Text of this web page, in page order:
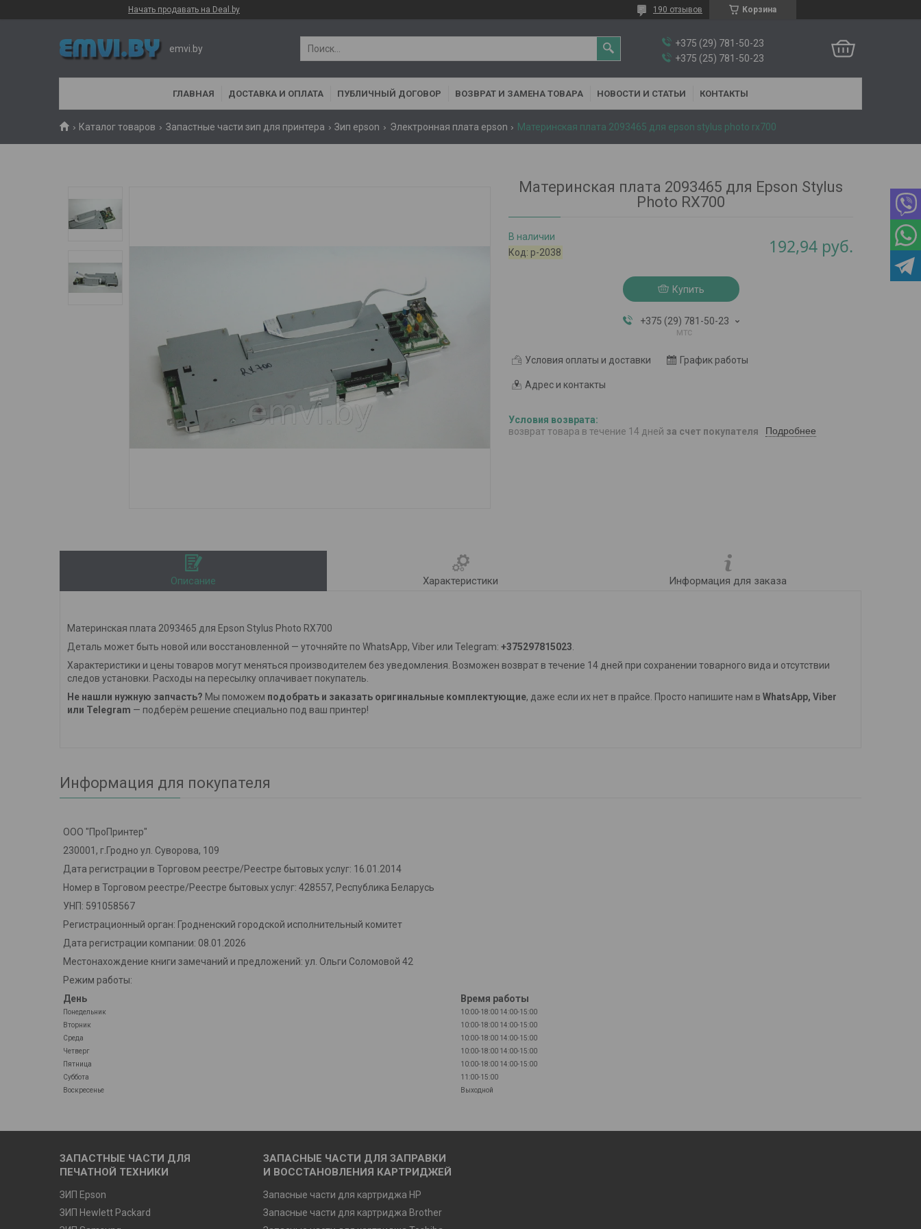
Начать продавать на Deal.by Корзина
190 отзывов
emvi.by
+375 (29) 781-50-23
+375 (25) 781-50-23
ГЛАВНАЯ ДОСТАВКА И ОПЛАТА ПУБЛИЧНЫЙ ДОГОВОР ВОЗВРАТ И ЗАМЕНА ТОВАРА НОВОСТИ И СТАТЬИ КОНТАКТЫ
Каталог товаров Запастные части зип для принтера Зип epson Электронная плата epson Материнская плата 2093465 для epson stylus photo rx700
Материнская плата 2093465 для Epson Stylus
Photo RX700
В наличии
Код: р-2038 192,94 руб.
Купить
+375 (29) 781-50-23
мтс
Условия оплаты и доставки График работы
Адрес и контакты
возврат товара в течение 14 дней за счет покупателя Подробнее
Описание Характеристики Информация для заказа
Материнская плата 2093465 для Epson Stylus Photo RX700
Деталь может быть новой или восстановленной — уточняйте по WhatsApp, Viber или Telegram: +375297815023.
Характеристики и цены товаров могут меняться производителем без уведомления. Возможен возврат в течение 14 дней при сохранении товарного вида и отсутствии
следов установки. Расходы на пересылку оплачивает покупатель.
Не нашли нужную запчасть? Мы поможем подобрать и заказать оригинальные комплектующие, даже если их нет в прайсе. Просто напишите нам в WhatsApp, Viber
или Telegram — подберём решение специально под ваш принтер!
Информация для покупателя
ООО "ПроПринтер"
230001, г.Гродно ул. Суворова, 109
Дата регистрации в Торговом реестре/Реестре бытовых услуг: 16.01.2014
Номер в Торговом реестре/Реестре бытовых услуг: 428557, Республика Беларусь
УНП: 591058567
Регистрационный орган: Гродненский городской исполнительный комитет
Дата регистрации компании: 08.01.2026
Местонахождение книги замечаний и предложений: ул. Ольги Соломовой 42
Режим работы:
День
Время работы
Понедельник 10:00-18:00 14:00-15:00
Вторник
10:00-18:00 14:00-15:00
Среда
10:00-18:00 14:00-15:00
Четверг
10:00-18:00 14:00-15:00
Пятница
10:00-18:00 14:00-15:00
Суббота
11:00-15:00
Воскресенье
Выходной
ЗАПАСТНЫЕ ЧАСТИ ДЛЯ
ПЕЧАТНОЙ ТЕХНИКИ
ЗИП Epson
ЗИП Hewlett Packard
ЗАПАСНЫЕ ЧАСТИ ДЛЯ ЗАПРАВКИ
И ВОССТАНОВЛЕНИЯ КАРТРИДЖЕЙ
Запасные части для картриджа HP
Запасные части для картриджа Brother